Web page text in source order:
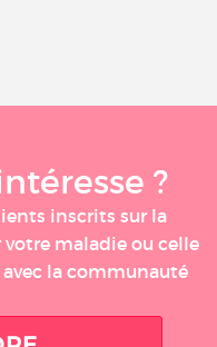
?
inscrits sur la
maladie ou celle
la communauté